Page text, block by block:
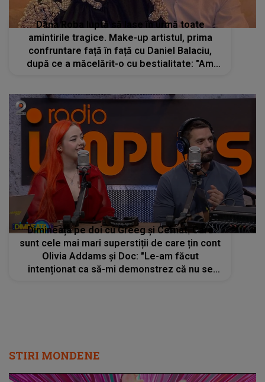
Dana Roba luptă să lase în urmă toate
amintirile tragice. Make-up artistul, prima
confruntare față în față cu Daniel Balaciu,
după ce a măcelărit-o cu bestialitate: "Am
Dimineața pe doi cu Greeg și Cernat| Care
sunt cele mai mari superstiții de care țin cont
Olivia Addams și Doc: "Le-am făcut
intenționat ca să-mi demonstrez că nu se
STIRI MONDENE